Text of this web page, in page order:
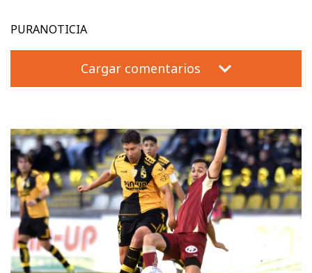
PURANOTICIA
Cargar comentarios